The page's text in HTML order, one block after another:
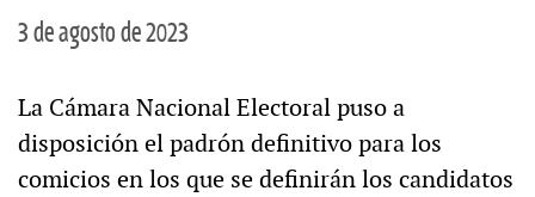
3 de agosto de 2023
La Cámara Nacional Electoral puso a
disposición el padrón definitivo para los
comicios en los que se definirán los candidatos